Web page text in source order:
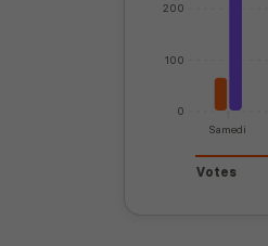
0
100
200
Samedi
Votes